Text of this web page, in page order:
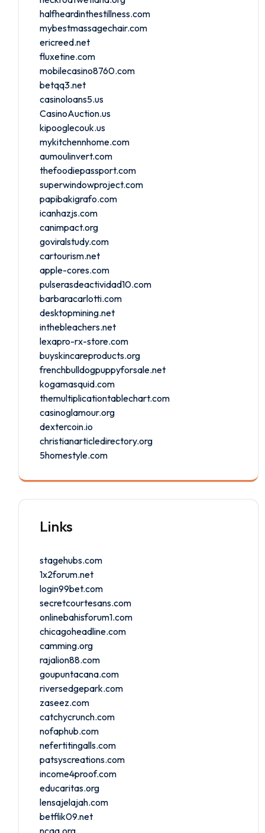
halfheardinthestillness.com
mybestmassagechair.com
ericreed.net
fluxetine.com
mobilecasino8760.com
betqq3.net
casinoloans5.us
CasinoAuction.us
kipooglecouk.us
mykitchennhome.com
aumoulinvert.com
thefoodiepassport.com
superwindowproject.com
papibakigrafo.com
icanhazjs.com
canimpact.org
goviralstudy.com
cartourism.net
apple-cores.com
pulserasdeactividad10.com
barbaracarlotti.com
desktopmining.net
inthebleachers.net
lexapro-rx-store.com
buyskincareproducts.org
frenchbulldogpuppyforsale.net
kogamasquid.com
themultiplicationtablechart.com
casinoglamour.org
dextercoin.io
christianarticledirectory.org
5homestyle.com
Links
stagehubs.com
1x2forum.net
login99bet.com
secretcourtesans.com
onlinebahisforum1.com
chicagoheadline.com
camming.org
rajalion88.com
goupuntacana.com
riversedgepark.com
zaseez.com
catchycrunch.com
nofaphub.com
nefertitingalls.com
patsyscreations.com
income4proof.com
educaritas.org
lensajelajah.com
betflik09.net
ncaq.org